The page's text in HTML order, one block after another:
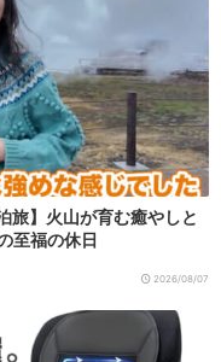
旅】火山が育む癒やしと
至福の休日
2026/08/07